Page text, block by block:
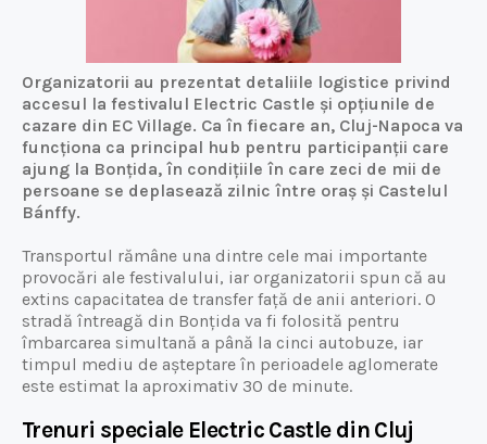
Organizatorii au prezentat detaliile logistice privind
accesul la festivalul Electric Castle și opțiunile de
cazare din EC Village. Ca în fiecare an, Cluj-Napoca va
funcționa ca principal hub pentru participanții care
ajung la Bonțida, în condițiile în care zeci de mii de
persoane se deplasează zilnic între oraș și Castelul
Bánffy.
Transportul rămâne una dintre cele mai importante
provocări ale festivalului, iar organizatorii spun că au
extins capacitatea de transfer față de anii anteriori. O
stradă întreagă din Bonțida va fi folosită pentru
îmbarcarea simultană a până la cinci autobuze, iar
timpul mediu de așteptare în perioadele aglomerate
este estimat la aproximativ 30 de minute.
Trenuri speciale Electric Castle din Cluj